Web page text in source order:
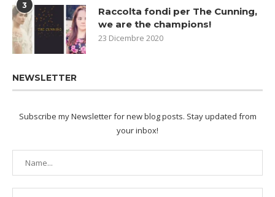
3
Raccolta fondi per The Cunning,
we are the champions!
23 Dicembre 2020
NEWSLETTER
Subscribe my Newsletter for new blog posts. Stay updated from
your inbox!